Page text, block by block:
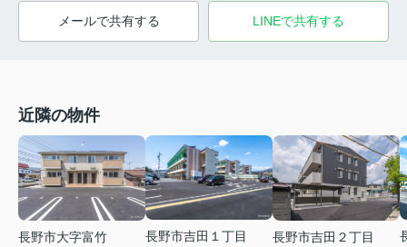
メールで共有する LINEで共有する
近隣の物件
長野市大字富竹
長野市吉田１丁目
長野市吉田２丁目